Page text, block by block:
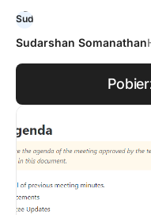
Sudarshan Somanathan